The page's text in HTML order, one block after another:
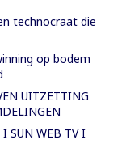
technocraat die
op bodem
UITZETTING
SUN WEB TV I